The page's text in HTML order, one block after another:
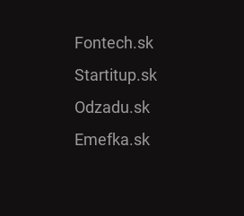
Fontech.sk
Startitup.sk
Odzadu.sk
Emefka.sk